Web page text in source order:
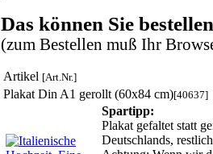
Das können Sie
(zum Bestellen muß Ihr
Artikel [Art.Nr.]
Plakat Din A1 gerollt (60x84 cm)[40637]
Spartipp:
Plakat gefaltet statt
Deutschlands,